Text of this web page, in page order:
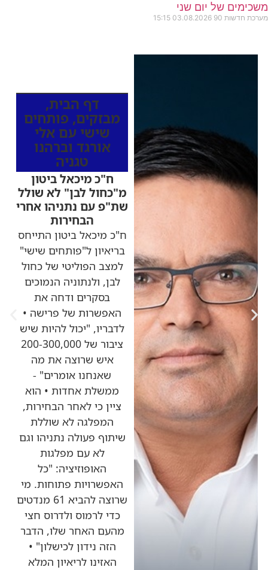
משכימים של יום שני
מערכת חדשות 90 03.08.2026
15:15
דף הבית,
מבזקים, פותחים
שישי עם אלי
אורגד וברהנו
טגניה
ח"כ מיכאל ביטון
מ"כחול לבן" לא שולל
שת"פ עם נתניהו אחרי
הבחירות
ח"כ מיכאל ביטון התייחס
בריאיון ל"פותחים שישי"
למצב הפוליטי של כחול
לבן, ולנתוניה הנמוכים
בסקרים ודחה את
האפשרות של פרישה •
לדבריו, "יכול להיות שיש
ציבור של 200-300,000
איש שרוצה את מה
שאנחנו אומרים" -
ממשלת אחדות • הוא
ציין כי לאחר הבחירות,
המפלגה לא שוללת
שיתוף פעולה נתניהו וגם
לא עם מפלגות
האופוזיציה: "כל
האפשרויות פתוחות. מי
שרוצה להביא 61 מנדטים
כדי לרמוס ולדרוס חצי
מהעם האחר שלו, הדבר
הזה נידון לכישלון" •
האזינו לריאיון המלא